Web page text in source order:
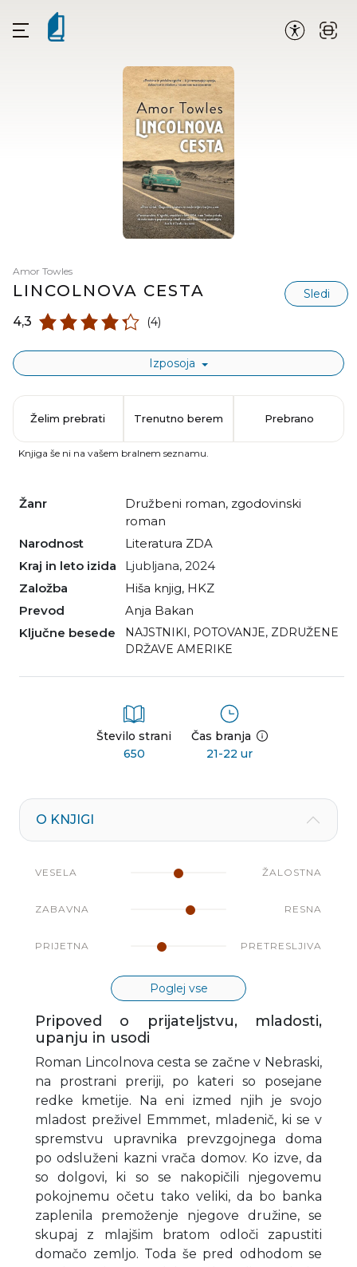
Amor Towles
LINCOLNOVA CESTA Sledi
4,3 (4)
Izposoja
Žanr družbeni roman, zgodovinski
roman
Narodnost
literatura ZDA
Kraj in leto izida
Ljubljana, 2024
Založba
Hiša knjig, HKZ
Prevod
Anja Bakan
Ključne besede
NAJSTNIKI , POTOVANJE, ZDRUŽENE
DRŽAVE AMERIKE
Število strani
650
Čas branja
21-22 ur
Želim prebrati Trenutno berem Prebrano
Knjiga še ni na vašem bralnem seznamu.
O KNJIGI
VESELA ŽALOSTNA
ZABAVNA RESNA
PRIJETNA PRETRESLJIVA
Poglej vse
Pripoved o prijateljstvu, mladosti,
upanju in usodi
Roman Lincolnova cesta se začne v Nebraski,
na prostrani preriji, po kateri so posejane
redke kmetije. Na eni izmed njih je svojo
mladost preživel Emmmet, mladenič, ki se v
spremstvu upravnika prevzgojnega doma
po odsluženi kazni vrača domov. Ko izve, da
so dolgovi, ki so se nakopičili njegovemu
pokojnemu očetu tako veliki, da bo banka
zaplenila premoženje njegove družine, se
skupaj z mlajšim bratom odloči zapustiti
domačo zemljo. Toda še pred odhodom se